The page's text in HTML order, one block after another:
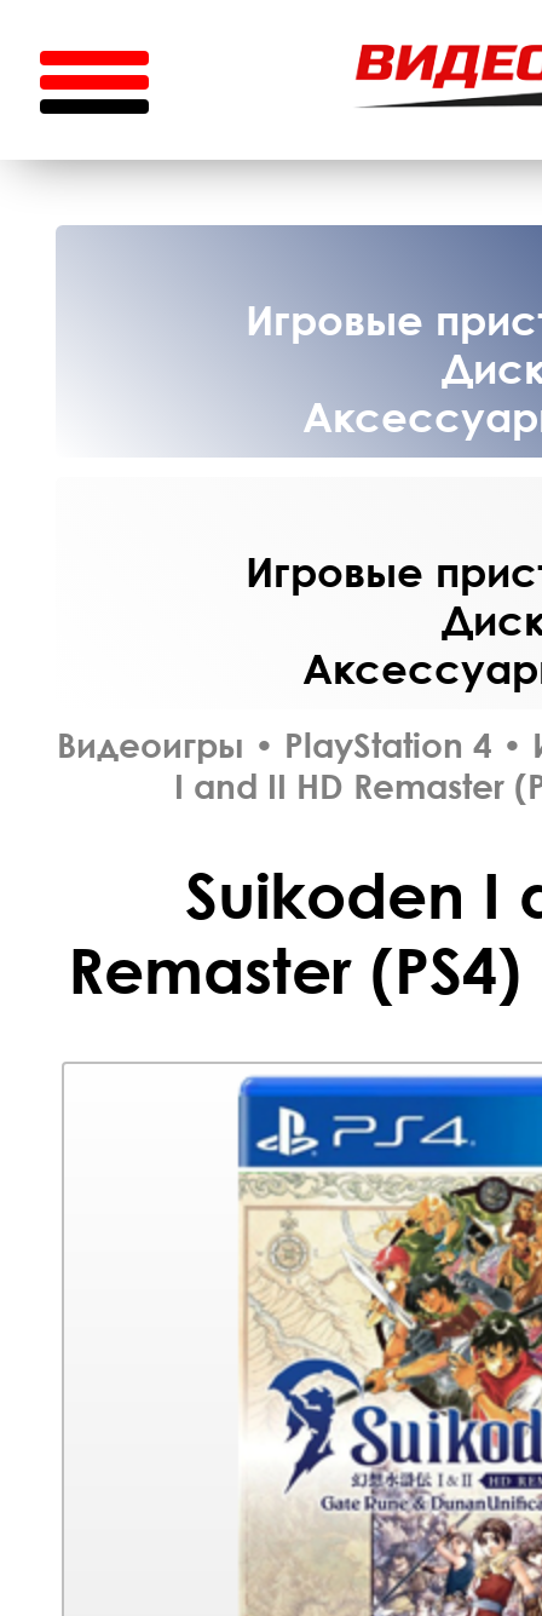
Игровые
Игровые
Видеоигры • PlayStation 4 •
I and II HD Remaster
Suikoden I
Remaster